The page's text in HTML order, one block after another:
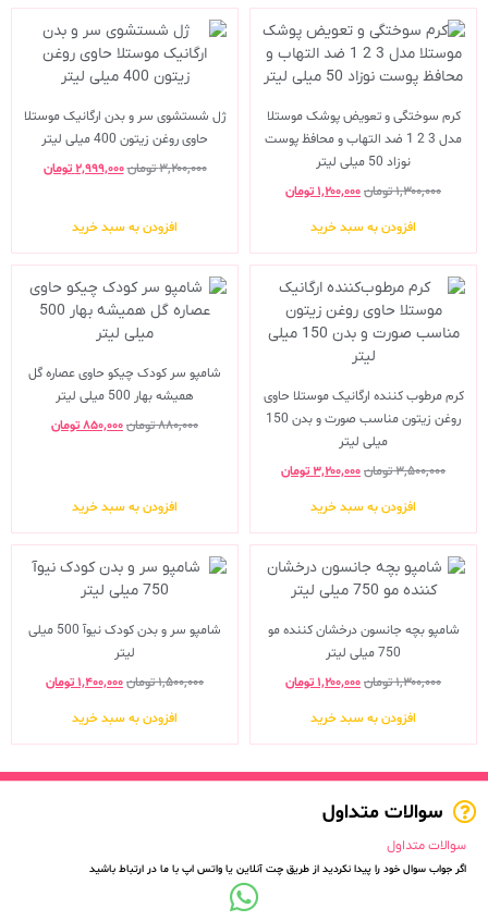
کرم سوختگی و تعویض پوشک موستلا
مدل 3 2 1 ضد التهاب و محافظ پوست
نوزاد 50 میلی لیتر
۱,۳۰۰,۰۰۰تومان۱,۲۰۰,۰۰۰ تومان
افزودن به سبد خرید
ژل شستشوی سر و بدن ارگانیک موستلا
حاوی روغن زیتون 400 میلی لیتر
۳,۲۰۰,۰۰۰تومان۲,۹۹۹,۰۰۰ تومان
افزودن به سبد خرید
کرم مرطوب کننده ارگانیک موستلا حاوی
روغن زیتون مناسب صورت و بدن 150
میلی لیتر
۳,۵۰۰,۰۰۰تومان۳,۲۰۰,۰۰۰تومان
افزودن به سبد خرید
شامپو سر کودک چیکو حاوی عصاره گل
همیشه بهار 500 میلی لیتر
۸۸۰,۰۰۰تومان۸۵۰,۰۰۰تومان
افزودن به سبد خرید
شامپو بچه جانسون درخشان کننده مو
750 میلی لیتر
۱,۳۰۰,۰۰۰تومان۱,۲۰۰,۰۰۰ تومان
افزودن به سبد خرید
شامپو سر و بدن کودک نیوآ 500 میلی
لیتر
۱,۵۰۰,۰۰۰تومان۱,۴۰۰,۰۰۰ تومان
افزودن به سبد خرید
سوالات متداول
سوالات متداول
اگر جواب سوال خود را پیدا نکردید از طریق چت آنلاین یا واتس اپ با ما در ارتباط باشید